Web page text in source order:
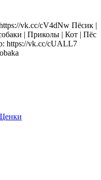
vk.cc/cV4dNw Пёсик |
| Приколы | Кот | Пёс
https://vk.cc/cUALL7